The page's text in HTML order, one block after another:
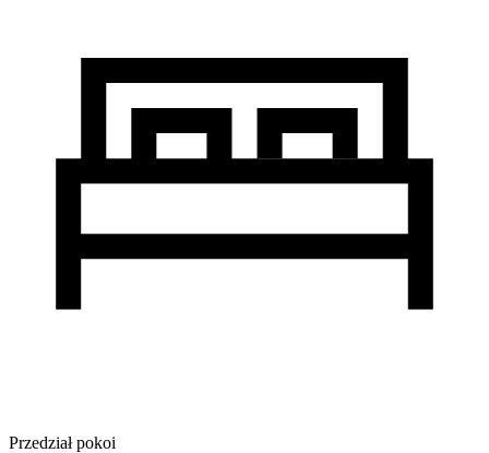
Przedział pokoi